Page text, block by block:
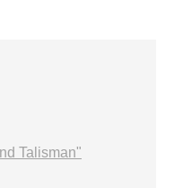
Talisman"